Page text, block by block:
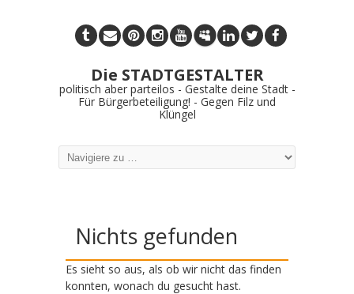
Die STADTGESTALTER
politisch aber parteilos - Gestalte deine Stadt -
Für Bürgerbeteiligung! - Gegen Filz und
Klüngel
Nichts gefunden
Es sieht so aus, als ob wir nicht das finden
konnten, wonach du gesucht hast.